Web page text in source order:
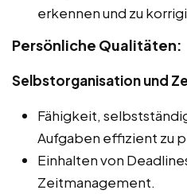
erkennen und zu
Persönliche Qualitäten:
Selbstorganisation und
Fähigkeit,
Aufgaben effizient zu
Einhalten von
Zeitmanagement.